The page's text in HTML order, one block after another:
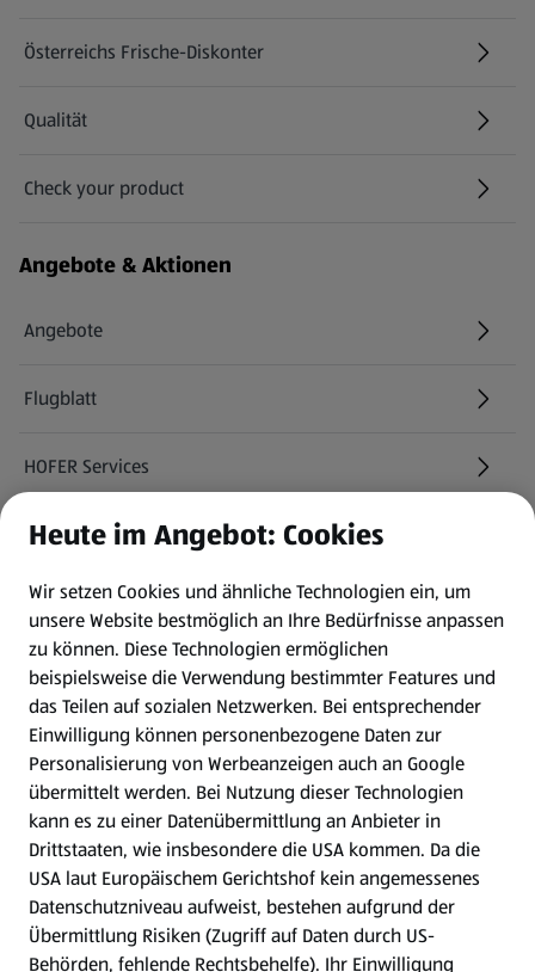
Österreichs Frische-Diskonter
Qualität
Check your product
(öffnet in einem neuen Tab)
Angebote & Aktionen
Angebote
Flugblatt
HOFER Services
Newsletter
WhatsApp
Gewinnspiele
Mein HOFER. Meine Einkäufe.
Meine Meinung. Mein HOFER.
Gutscheingroßbestellung
(öffnet in einem neuen Tab)
Folge uns hier:
Heute im Angebot: Cookies
Wir setzen Cookies und ähnliche Technologien ein, um
unsere Website bestmöglich an Ihre Bedürfnisse anpassen
zu können. Diese Technologien ermöglichen
beispielsweise die Verwendung bestimmter Features und
das Teilen auf sozialen Netzwerken. Bei entsprechender
Einwilligung können personenbezogene Daten zur
Personalisierung von Werbeanzeigen auch an Google
übermittelt werden. Bei Nutzung dieser Technologien
kann es zu einer Datenübermittlung an Anbieter in
Drittstaaten, wie insbesondere die USA kommen. Da die
USA laut Europäischem Gerichtshof kein angemessenes
Datenschutzniveau aufweist, bestehen aufgrund der
Übermittlung Risiken (Zugriff auf Daten durch US-
Behörden, fehlende Rechtsbehelfe). Ihr Einwilligung